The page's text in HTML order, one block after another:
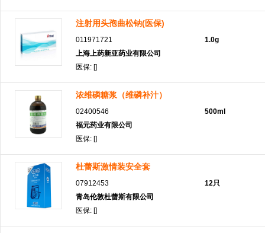
注射用头孢曲松钠(医保)
011971721
上海上药新亚药业有限公司
医保: []
1.0g
浓维磷糖浆（维磷补汁）
02400546
福元药业有限公司
医保: []
500ml
杜蕾斯激情装安全套
07912453
青岛伦敦杜蕾斯有限公司
医保: []
12只